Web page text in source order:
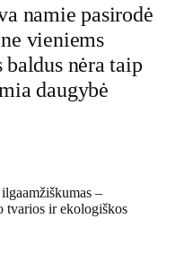
namie pasirodė
vieniems
nėra taip
daugybė
–
tvarios ir ekologiškos